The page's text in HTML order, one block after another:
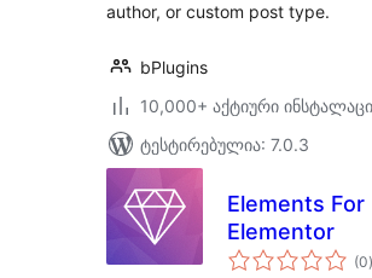
author, or custom post type.
bPlugins
10,000+ აქტიური
ტესტირებულია: 7.0.3
Elements For
Elementor
(0)